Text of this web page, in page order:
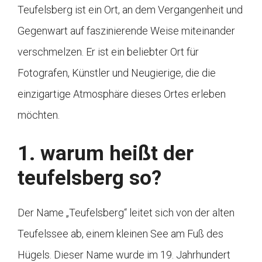
Teufelsberg ist ein Ort, an dem Vergangenheit und
Gegenwart auf faszinierende Weise miteinander
verschmelzen. Er ist ein beliebter Ort für
Fotografen, Künstler und Neugierige, die die
einzigartige Atmosphäre dieses Ortes erleben
möchten.
1. warum heißt der
teufelsberg so?
Der Name „Teufelsberg“ leitet sich von der alten
Teufelssee ab, einem kleinen See am Fuß des
Hügels. Dieser Name wurde im 19. Jahrhundert